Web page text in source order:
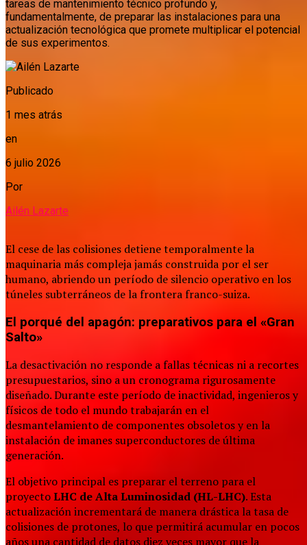
tareas de mantenimiento técnico profundo y,
fundamentalmente, de preparar las instalaciones para una
actualización tecnológica que promete multiplicar el potencial
de sus experimentos.
Publicado
1 mes atrás
en
6 julio 2026
Por
Ailén Lazarte
El cese de las colisiones detiene temporalmente la
maquinaria más compleja jamás construida por el ser
humano, abriendo un período de silencio operativo en los
túneles subterráneos de la frontera franco-suiza.
El porqué del apagón: preparativos para el «Gran
Salto»
La desactivación no responde a fallas técnicas ni a recortes
presupuestarios, sino a un cronograma rigurosamente
diseñado. Durante este período de inactividad, ingenieros y
físicos de todo el mundo trabajarán en el
desmantelamiento de componentes obsoletos y en la
instalación de imanes superconductores de última
generación.
El objetivo principal es preparar el terreno para el
proyectoLHC de Alta Luminosidad (HL-LHC). Esta
actualización incrementará de manera drástica la tasa de
colisiones de protones, lo que permitirá acumular en pocos
años una cantidad de datos diez veces mayor que la